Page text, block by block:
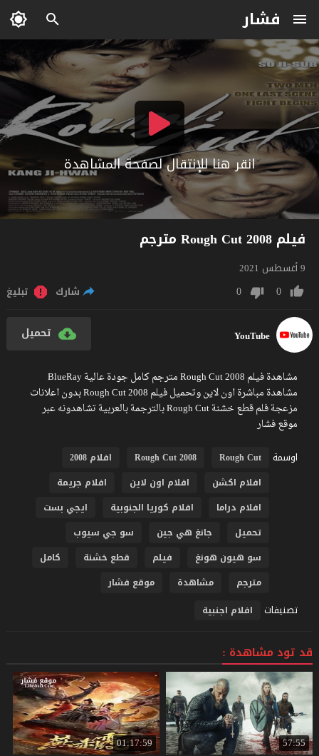
فشار
انقر هنا للإنتقال لصفحة المشاهدة
فيلم Rough Cut 2008 مترجم
9 أغسطس 2021
0
0 شارك تبليغ
YouTube تحميل
مشاهدة فيلم Rough Cut 2008 مترجم كامل جودة عالية BlueRay
مشاهدة مباشرة اون لاين وتحميل فيلم Rough Cut 2008 بدون اعلانات
مزعجة فلم قطع خشنة Rough Cut بالترجمة بالعربية تشاهدونه عبر
موقع فشار
اوسمة
Rough Cut
Rough Cut 2008
افلام 2008
افلام اكشن
افلام اون لاين
افلام جريمة
افلام دراما
افلام كوريا الجنوبية
ايجي بست
تحميل
جانغ هي جين
سو جي سيوب
سو هيون هونغ
فيلم قطع خشنة
كامل
مترجم
مشاهدة موقع فشار
تصنيفات افلام اجنبية
قد تود مشاهدة :
57:55
01:17:59